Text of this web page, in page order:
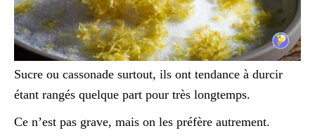
Sucre ou cassonade surtout, ils ont tendance à durcir
étant rangés quelque part pour très longtemps.
Ce n’est pas grave, mais on les préfère autrement.